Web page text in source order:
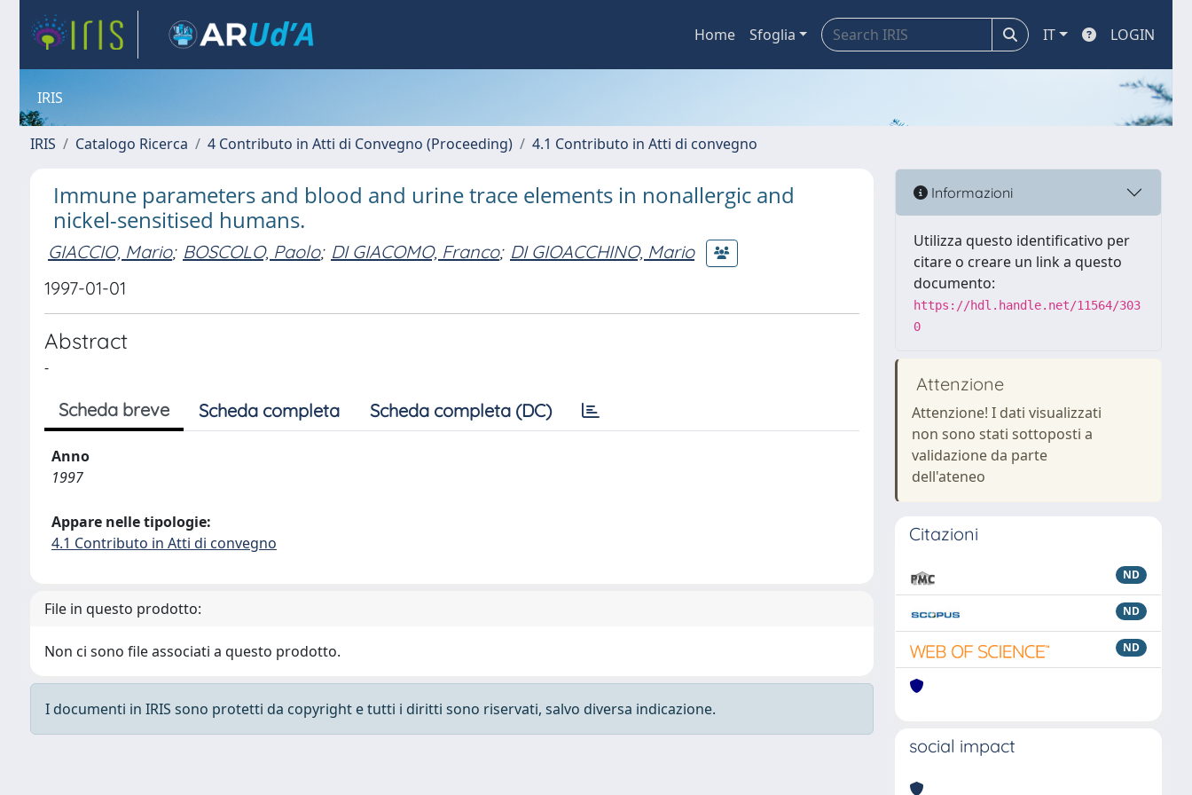
Home Sfoglia IT LOGIN
IRIS
IRIS Catalogo Ricerca 4 Contributo in Atti di Convegno (Proceeding) 4.1 Contributo in Atti di convegno
Immune parameters and blood and urine trace elements in nonallergic and
nickel-sensitised humans.
GIACCIO, Mario; BOSCOLO, Paolo; DI GIACOMO, Franco; DI GIOACCHINO, Mario
1997-01-01
Abstract
-
Scheda breve Scheda completa Scheda completa (DC)
Anno
1997
Appare nelle tipologie:
4.1 Contributo in Atti di convegno
File in questo prodotto:
Non ci sono file associati a questo prodotto.
I documenti in IRIS sono protetti da copyright e tutti i diritti sono riservati, salvo diversa indicazione.
Informazioni
Utilizza questo identificativo per
citare o creare un link a questo
documento:
https://hdl.handle.net/11564/303
0
Attenzione
Attenzione! I dati visualizzati
non sono stati sottoposti a
validazione da parte
dell'ateneo
Citazioni
ND
ND
ND
social impact